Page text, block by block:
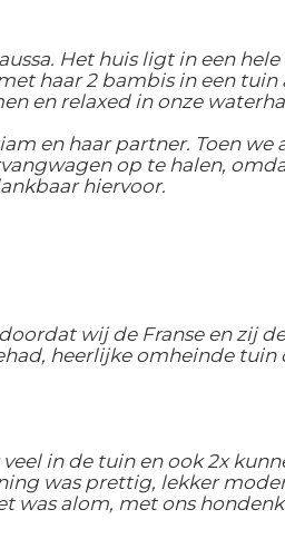
Het huis ligt in een
haar 2 bambis in een
en relaxed in onze
en haar partner. Toen we
op te halen,
hiervoor.
wij de Franse en zij
heerlijke omheinde
in de tuin en ook 2x
was prettig, lekker
alom, met ons